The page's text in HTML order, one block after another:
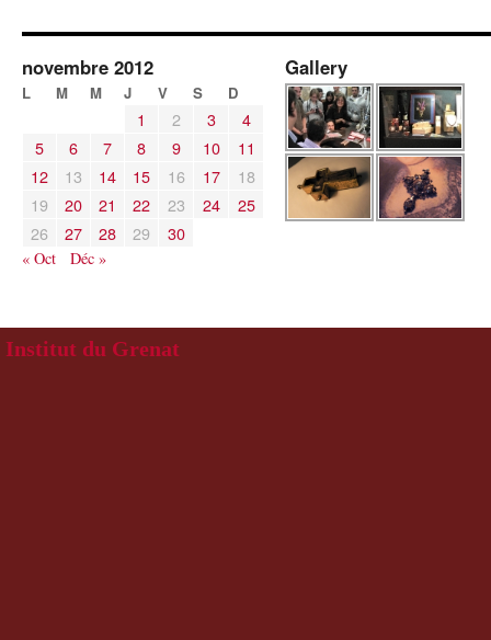
novembre 2012
L M M J V S D
1 2 3
4
5
6 7 8 9 10
11
12
13 14 15 16 17
18
19
20 21 22 23 24
25
26
27 28 29 30
« Oct Déc »
Gallery
Institut du Grenat